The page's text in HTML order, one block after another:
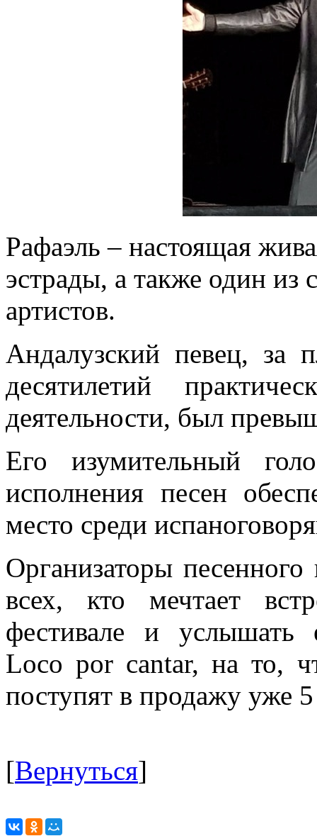
Рафаэль – настоящая
эстрады, а также один
артистов.
Андалузский певец, за
десятилетий
деятельности, был
Его изумительный
исполнения песен
место среди
Организаторы
всех, кто мечтает
фестивале и услышать
Loco por cantar, на то,
поступят в продажу уже
[Вернуться]